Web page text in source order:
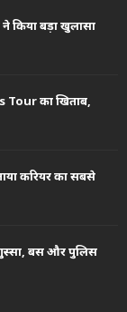
ने किया बड़ा खुलासा
Tour का खिताब,
करियर का सबसे
गुस्सा, बस और पुलिस